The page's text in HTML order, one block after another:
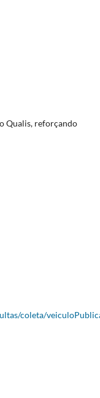
Qualis, reforçando
coleta/